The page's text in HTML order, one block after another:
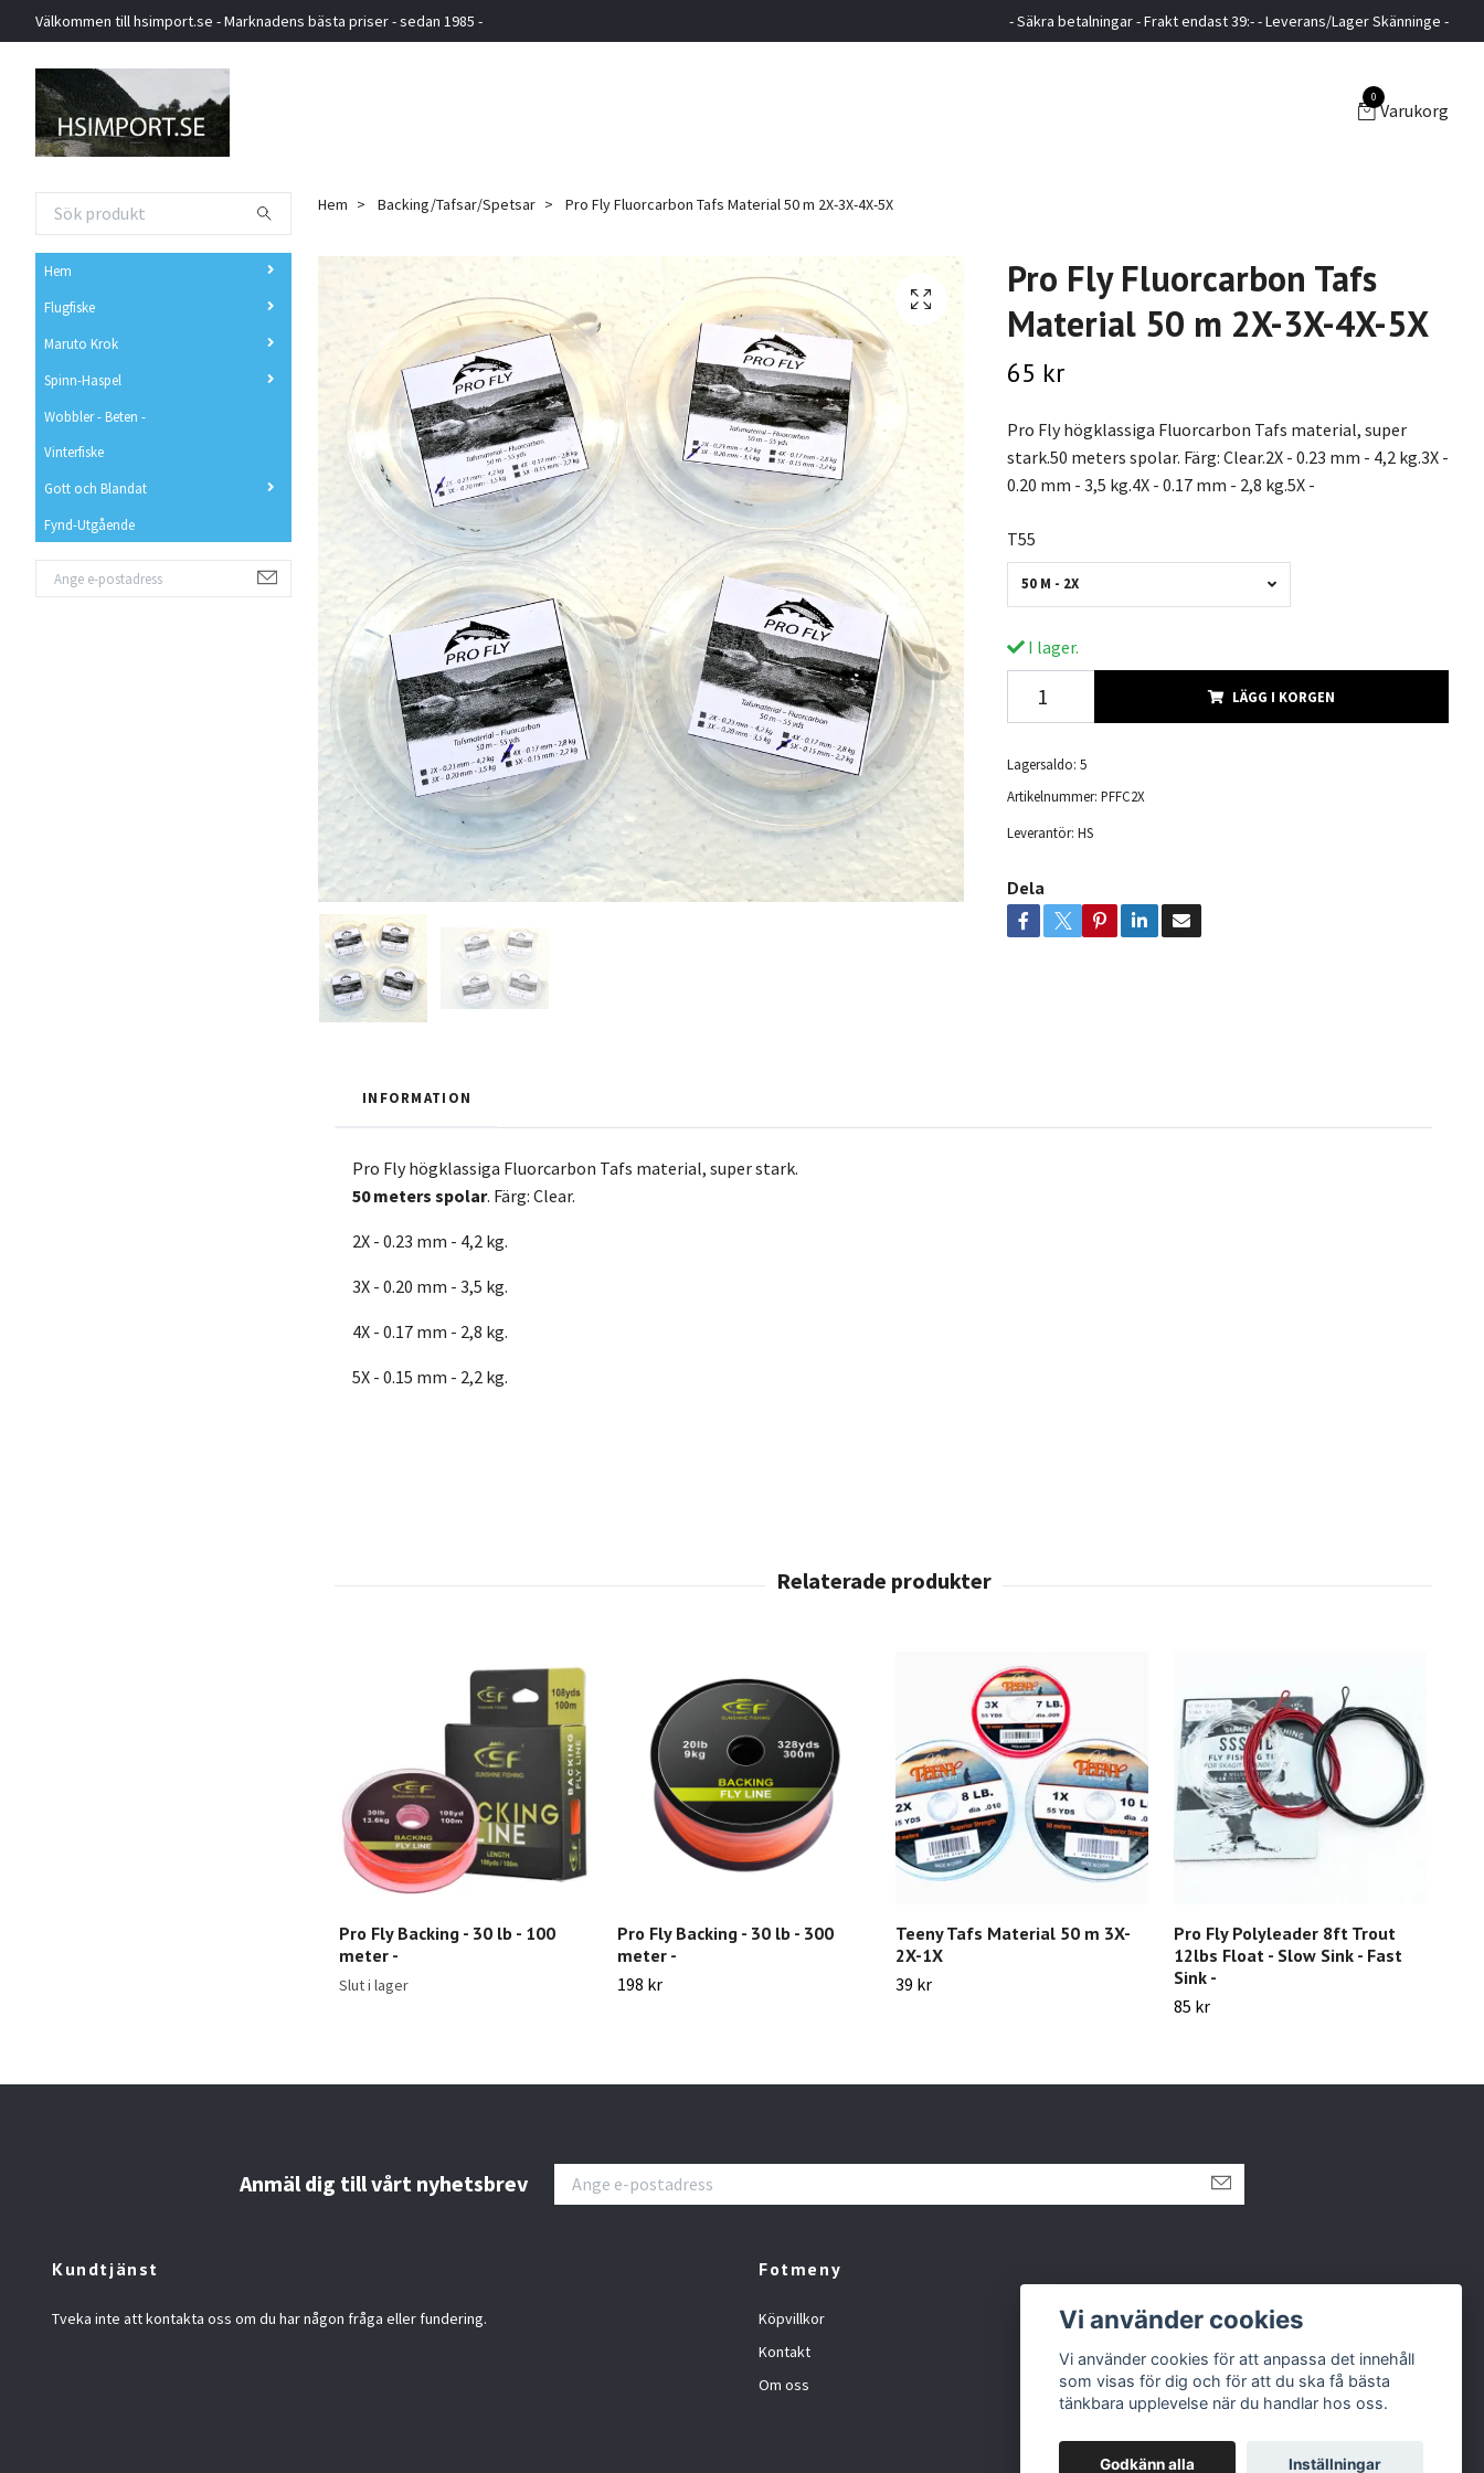
Välkommen till hsimport.se - Marknadens bästa priser - sedan 1985 - - Säkra betalningar - Frakt endast 39:- - Leverans/Lager Skänninge -
0
Varukorg
Hem
Flugfiske
Maruto Krok
Spinn-Haspel
Wobbler - Beten -
Vinterfiske
Gott och Blandat
Fynd-Utgående
Hem Backing/Tafsar/Spetsar Pro Fly Fluorcarbon Tafs Material 50 m 2X-3X-4X-5X
Pro Fly Fluorcarbon Tafs
Material 50 m 2X-3X-4X-5X
65 kr
Pro Fly högklassiga Fluorcarbon Tafs material, super
stark.50 meters spolar. Färg: Clear.2X - 0.23 mm - 4,2 kg.3X -
0.20 mm - 3,5 kg.4X - 0.17 mm - 2,8 kg.5X -
T55
50 M - 2X
I lager.
LÄGG I KORGEN
Lagersaldo: 5
Artikelnummer: PFFC2X
Leverantör: HS
Dela
INFORMATION
Pro Fly högklassiga Fluorcarbon Tafs material, super stark.
50 meters spolar. Färg: Clear.
2X - 0.23 mm - 4,2 kg.
3X - 0.20 mm - 3,5 kg.
4X - 0.17 mm - 2,8 kg.
5X - 0.15 mm - 2,2 kg.
Pro Fly Backing - 30 lb - 100
meter -
Slut i lager
Pro Fly Backing - 30 lb - 300
meter -
198 kr
Teeny Tafs Material 50 m 3X-
2X-1X
39 kr
Pro Fly Polyleader 8ft Trout
12lbs Float - Slow Sink - Fast
Sink -
85 kr
Anmäl dig till vårt nyhetsbrev
Kundtjänst
Tveka inte att kontakta oss om du har någon fråga eller fundering.
Fotmeny
Köpvillkor
Kontakt
Om oss
Vi använder cookies
Vi använder cookies för att anpassa det innehåll
som visas för dig och för att du ska få bästa
tänkbara upplevelse när du handlar hos oss.
Godkänn alla Inställningar